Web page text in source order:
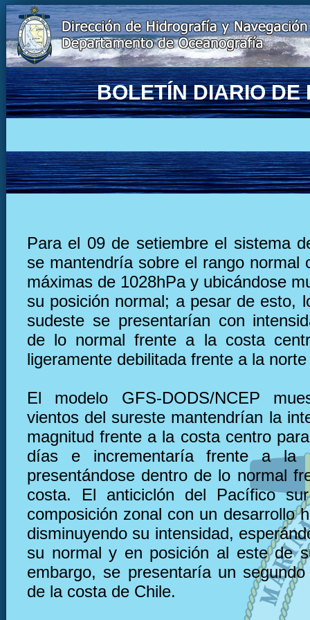
BOLETÍN DIARIO DE
Para el 09 de setiembre el sistema
se mantendría sobre el rango normal
máximas de 1028hPa y ubicándose
su posición normal; a pesar de esto,
sudeste se presentarían con
de lo normal frente a la costa
ligeramente debilitada frente a la
El modelo GFS-DODS/NCEP
vientos del sureste mantendrían la
magnitud frente a la costa centro
días e incrementaría frente a la
presentándose dentro de lo normal
costa. El anticiclón del Pacífico
composición zonal con un desarrollo
disminuyendo su intensidad,
su normal y en posición al este de
embargo, se presentaría un
de la costa de Chile.